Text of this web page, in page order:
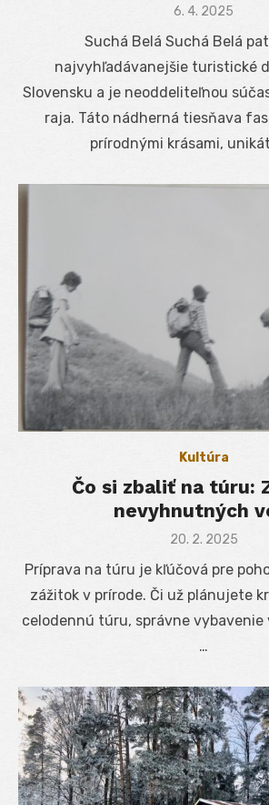
Posted
6. 4. 2025
Suchá Belá Suchá Belá
najvyhľadávanejšie turistické
Slovensku a je neoddeliteľnou
raja. Táto nádherná tiesňava
prírodnými krásami,
Kultúra
Čo si zbaliť na túru:
nevyhnutných
Posted
20. 2. 2025
Príprava na túru je kľúčová pre
zážitok v prírode. Či už plánujete
celodennú túru, správne vybavenie
…